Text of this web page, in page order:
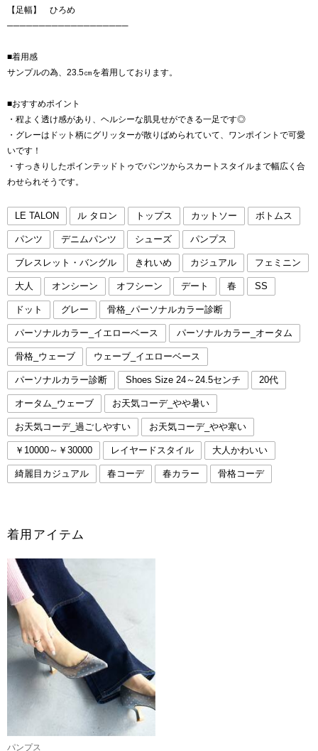
【足幅】 ひろめ
───────────────────
■着用感
サンプルの為、23.5㎝を着用しております。
■おすすめポイント
・程よく透け感があり、ヘルシーな肌見せができる一足です◎
・グレーはドット柄にグリッターが散りばめられていて、ワンポイントで可愛
いです！
・すっきりしたポインテッドトゥでパンツからスカートスタイルまで幅広く合
わせられそうです。
LE TALON ル タロン トップス カットソー ボトムス
パンツ デニムパンツ シューズ パンプス
ブレスレット・バングル きれいめ カジュアル フェミニン
大人 オンシーン オフシーン デート 春 SS
ドット グレー 骨格_パーソナルカラー診断
パーソナルカラー_イエローベース パーソナルカラー_オータム
骨格_ウェーブ ウェーブ_イエローベース
パーソナルカラー診断 Shoes Size 24～24.5センチ 20代
オータム_ウェーブ お天気コーデ_やや暑い
お天気コーデ_過ごしやすい お天気コーデ_やや寒い
￥10000～￥30000 レイヤードスタイル 大人かわいい
綺麗目カジュアル 春コーデ 春カラー 骨格コーデ
着用アイテム
パンプス